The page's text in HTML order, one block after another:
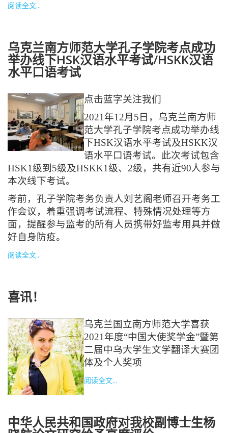
阅读全文...
乌克兰南方师范大学孔子学院考点成功
举办线下HSK汉语水平考试/HSKK汉语
水平口语考试
点击蓝字关注我们
2021年12月5日，乌克兰南方师
范大学孔子学院考点成功举办线
下HSK汉语水平考试及HSKK汉
语水平口语考试。此次考试包含
HSK1级到5级及HSKK1级、2级，共有近90人参与
本次线下考试。
考前，孔子学院考务负责人刘艺阁老师召开考务工
作会议，着重强调考试流程、特殊情况处理等方
面，提醒参与监考的所有人员携带好监考用具并做
好自身防疫。
阅读全文...
喜讯！
乌克兰国立南方师范大学喜获
2021年度“中国大使奖学金”暨第
二届中乌大学生文学翻译大赛团
体及个人奖项
阅读全文...
中华人民共和国政府对我校副博士生杨